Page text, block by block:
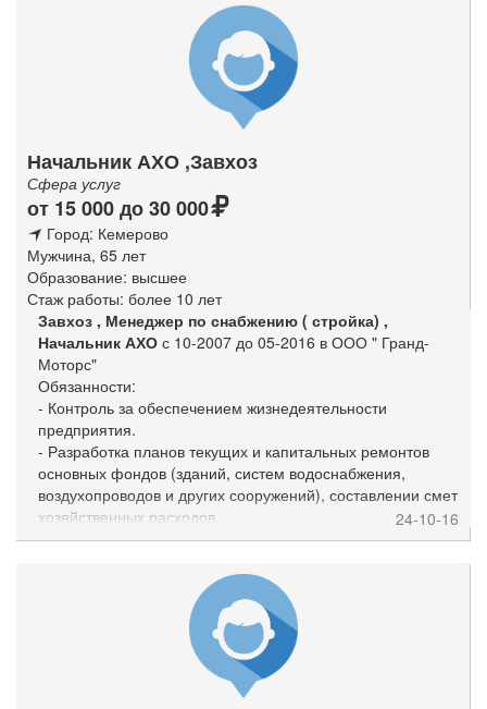
-производил контрольные обмеры выполнение
работ подрядными организациями.
Начальник АХО ,Завхоз
Сфера услуг
от 15 000 до 30 000
Город: Кемерово
Мужчина, 65 лет
Образование: высшее
Стаж работы: более 10 лет
Завхоз , Менеджер по снабжению ( стройка) ,
Начальник АХО с 10-2007 до 05-2016 в ООО " Гранд-
Моторс"
Обязанности:
- Контроль за обеспечением жизнедеятельности
предприятия.
- Разработка планов текущих и капитальных ремонтов
основных фондов (зданий, систем водоснабжения,
воздухопроводов и других сооружений), составлении смет
хозяйственных расходов.
- Организация проведения и контроль за качеством
- Оформление необходимых документов для заключения
договоров на оказание услуг, получение и хранение
необходимых хозяйственных материалов, оборудования и
инвентаря, обеспечение ими структурные подразделения,
а также ведение учета их расходования и составление
установленной отчетности.
24-10-16